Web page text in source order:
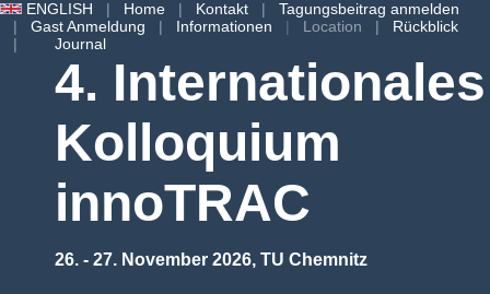
ENGLISH Home Kontakt
Tagungsbeitrag anmelden
Gast Anmeldung
Informationen Location
Rückblick
Journal
4. Internationales
Kolloquium
innoTRAC
26. - 27. November 2026, TU Chemnitz